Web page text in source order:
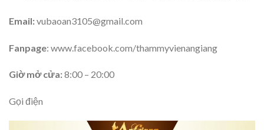
Email:vubaoan3105@gmail.com
Fanpage: www.facebook.com/thammyvienangiang
Giờ mở cửa:8:00 – 20:00
Gọi điện